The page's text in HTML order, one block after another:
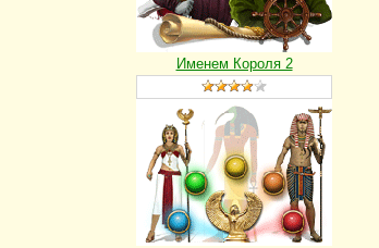
Именем Короля 2